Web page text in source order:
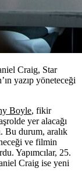
Craig, Star
yazıp yöneteceği
Boyle, fikir
yer alacağı
Bu durum, aralık
ve filmin
Yapımcılar, 25.
Craig ise yeni